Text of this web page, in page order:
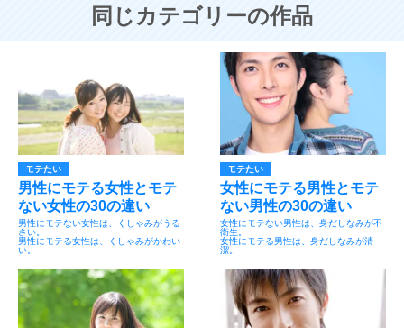
同じカテゴリーの作品
モテたい
男性にモテる女性とモテ
ない女性の30の違い
男性にモテない女性は、くしゃみがうる
さい。
男性にモテる女性は、くしゃみがかわい
い。
モテたい
女性にモテる男性とモテ
ない男性の30の違い
女性にモテない男性は、身だしなみが不
衛生。
女性にモテる男性は、身だしなみが清
潔。